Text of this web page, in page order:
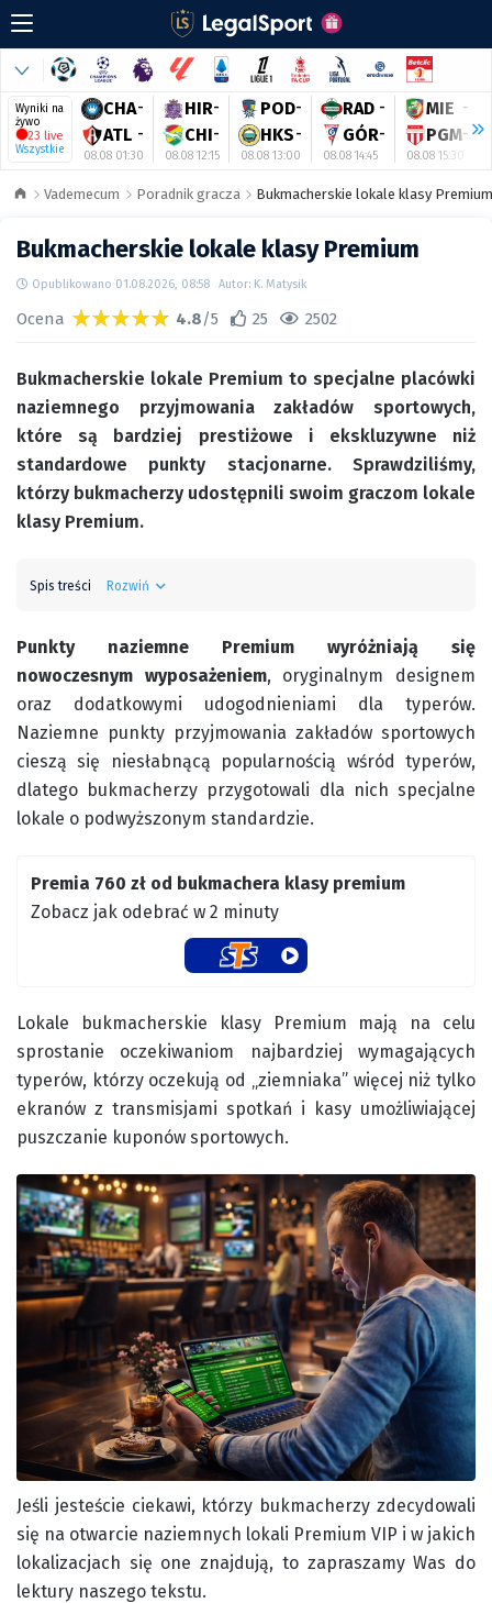
Wyniki na
żywo
23 live
Wszystkie
CHA-
ATL -
08.08 01:30
HIR-
CHI-
08.08 12:15
POD-
HKS-
08.08 13:00
RAD -
GÓR-
08.08 14:45
MIE -
PGM-
08.08 15:30
Vademecum Poradnik gracza Bukmacherskie lokale klasy
Bukmacherskie lokale klasy Premium
Opublikowano 01.08.2026, 08:58 Autor: K. Matysik
Ocena 4.8/5 25 2502
Bukmacherskie lokale Premium to specjalne placówki
naziemnego przyjmowania zakładów sportowych,
które są bardziej prestiżowe i ekskluzywne niż
standardowe punkty stacjonarne. Sprawdziliśmy,
którzy bukmacherzy udostępnili swoim graczom lokale
klasy Premium.
Spis treści Rozwiń
Punkty naziemne Premium wyróżniają się
nowoczesnym wyposażeniem, oryginalnym designem
oraz dodatkowymi udogodnieniami dla typerów.
Naziemne punkty przyjmowania zakładów sportowych
cieszą się niesłabnącą popularnością wśród typerów,
dlatego bukmacherzy przygotowali dla nich specjalne
lokale o podwyższonym standardzie.
Premia 760 zł od bukmachera klasy premium
Zobacz jak odebrać w 2 minuty
Lokale bukmacherskie klasy Premium mają na celu
sprostanie oczekiwaniom najbardziej wymagających
typerów, którzy oczekują od „ziemniaka” więcej niż tylko
ekranów z transmisjami spotkań i kasy umożliwiającej
puszczanie kuponów sportowych.
Jeśli jesteście ciekawi, którzy bukmacherzy zdecydowali
się na otwarcie naziemnych lokali Premium VIP i w jakich
lokalizacjach się one znajdują, to zapraszamy Was do
lektury naszego tekstu.